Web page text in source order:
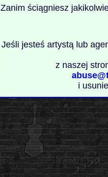
Zanim ściągniesz
Jeśli jesteś artystą lub
z naszej
i